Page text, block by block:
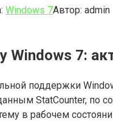
Windows 7Автор: admin
Windows 7:
поддержки
StatCounter, по
в рабочем